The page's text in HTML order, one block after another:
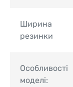
Ширина
резинки
Особливості
моделі: